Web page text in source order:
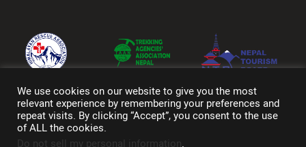
We use cookies on our website to give you the most
relevant experience by remembering your preferences and
repeat visits. By clicking “Accept”, you consent to the use
of ALL the cookies.
Do not sell my personal information.